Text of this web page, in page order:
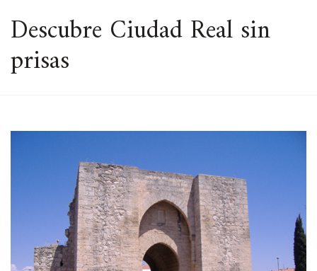
ESPACIO
Descubre Ciudad Real sin
prisas